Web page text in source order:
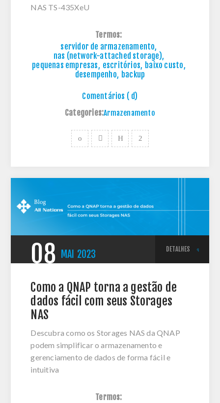
NAS TS-435XeU
Termos:
servidor de armazenamento,
nas (network-attached storage),
pequenas empresas, escritórios, baixo custo,
desempenho, backup
Comentários ( d)
Categories:Armazenamento
08 MAI 2023 DETALHES
Como a QNAP torna a gestão de
dados fácil com seus Storages
NAS
Descubra como os Storages NAS da QNAP
podem simplificar o armazenamento e
gerenciamento de dados de forma fácil e
intuitiva
Termos: